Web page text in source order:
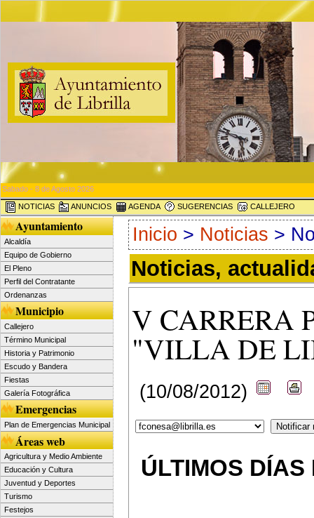
Sabado - 8 de Agosto 2026
NOTICIAS ANUNCIOS AGENDA SUGERENCIAS CALLEJERO
Ayuntamiento
Alcaldía
Equipo de Gobierno
El Pleno
Perfil del Contratante
Ordenanzas
Municipio
Callejero
Término Municipal
Historia y Patrimonio
Escudo y Bandera
Fiestas
Galería Fotográfica
Emergencias
Plan de Emergencias Municipal
Áreas web
Agricultura y Medio Ambiente
Educación y Cultura
Juventud y Deportes
Turismo
Festejos
Inicio > Noticias >
Noticias,
V CARRERA
"VILLA DE
(10/08/2012)
ÚLTIMOS